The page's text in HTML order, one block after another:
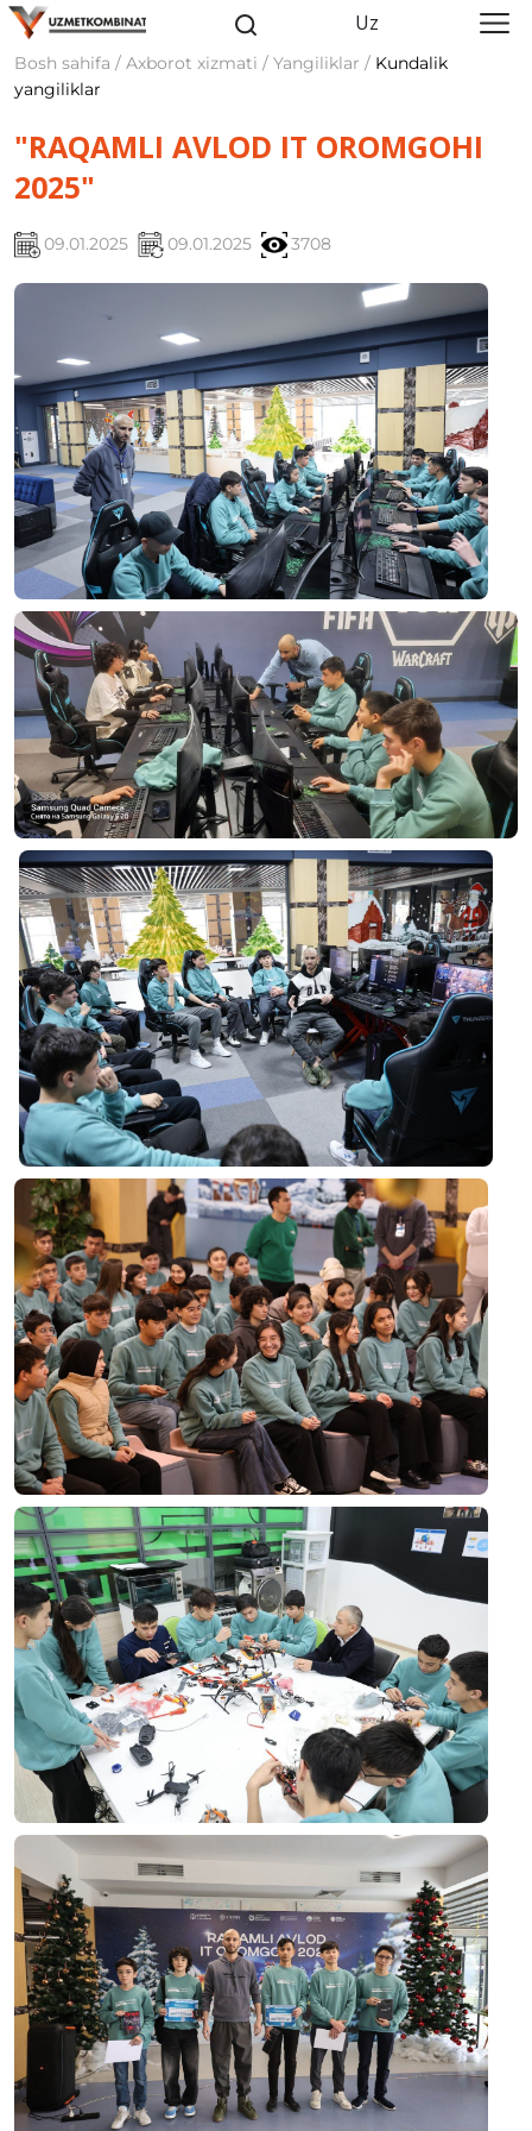
Uz
Bosh sahifa / Axborot xizmati / Yangiliklar / Kundalik
yangiliklar
"RAQAMLI AVLOD IT OROMGOHI
2025"
09.01.2025 09.01.2025 3708